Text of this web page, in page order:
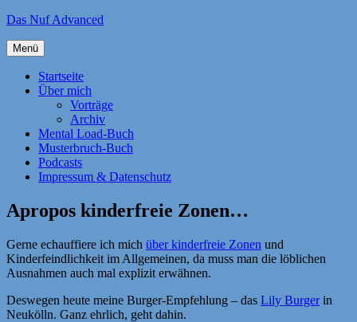
Zum
springen
Das Nuf Advanced
Menü
Startseite
Über mich
Vorträge
Archiv
Mental Load-Buch
Musterbruch-Buch
Podcasts
Impressum & Datenschutz
Apropos kinderfreie Zonen…
Gerne echauffiere ich mich über kinderfreie Zonen und
Kinderfeindlichkeit im Allgemeinen, da muss man die löblichen
Ausnahmen auch mal explizit erwähnen.
Deswegen heute meine Burger-Empfehlung – das Lily Burgerin
Neukölln. Ganz ehrlich, geht dahin.